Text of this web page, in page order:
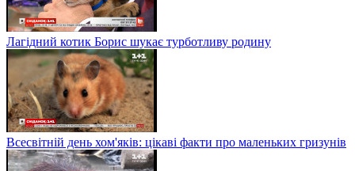
Лагідний котик Борис шукає турботливу родину
Всесвітній день хом'яків: цікаві факти про маленьких гризунів